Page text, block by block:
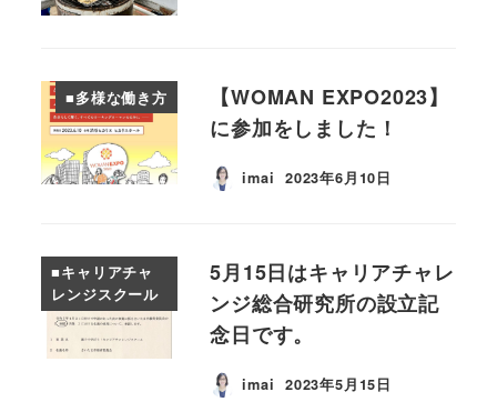
■多様な働き方
【WOMAN EXPO2023】
に参加をしました！
imai 投稿日
2023年6月10日
■キャリアチャ
レンジスクール
5月15日はキャリアチャレ
ンジ総合研究所の設立記
念日です。
imai 投稿日
2023年5月15日